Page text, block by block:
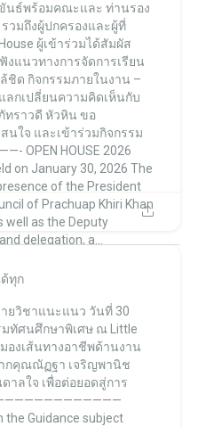
นธ์พร้อมคณะและ ท่านรอง
รวมถึงผู้ปกครองและผู้ที่
ผู้เข้าร่วมได้สัมผัส
งแนวทางการจัดการเรียน
ชิด กิจกรรมภายในงาน –
ลกเปลี่ยนความคิดเห็นกับ
ทราวดี หัวหิน ขอ
นใจ และเข้าร่วมกิจกรรม
OPEN HOUSE 2026
on January 30, 2026 The
of the President
of Prachuap Khiri Khan
well as the Deputy
delegation, a...
Feb 4
ทุก
ยวิชาแนะแนว วันที่ 30
มทัศนศึกษาพิเศษ ณ Little
องเส้นทางอาชีพด้านงาน
ากคุณณัฏฐา เจริญพานิช
าลใจ เพื่อต่อยอดสู่การ
the Guidance subject